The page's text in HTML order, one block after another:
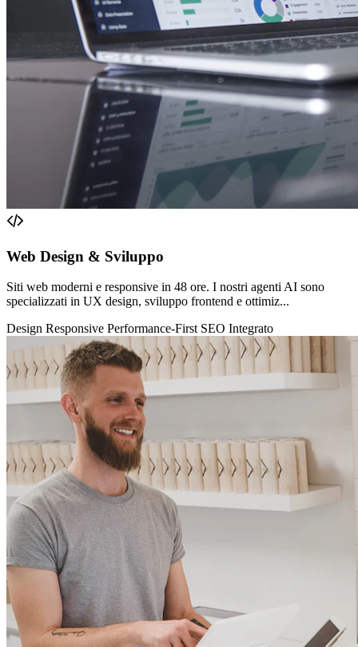
Web Design & Sviluppo
Siti web moderni e responsive in 48 ore. I nostri agenti AI sono
specializzati in UX design, sviluppo frontend e ottimiz...
Design Responsive Performance-First SEO Integrato